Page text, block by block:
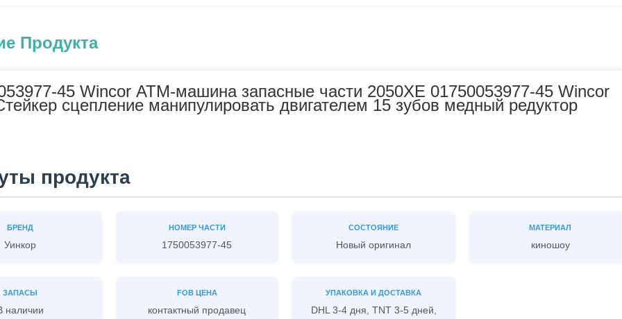
Продукта
45 Wincor АТМ-машина запасные части 2050XE 01750053977-45 Wincor
сцепление манипулировать двигателем 15 зубов медный редуктор
продукта
БРЕНД
Уинкор
НОМЕР ЧАСТИ
1750053977-45
СОСТОЯНИЕ
Новый оригинал
МАТЕРИАЛ
киношоу
ЗАПАСЫ
наличии
FOB ЦЕНА
контактный продавец
УПАКОВКА И ДОСТАВКА
DHL 3-4 дня, TNT 3-5 дней,